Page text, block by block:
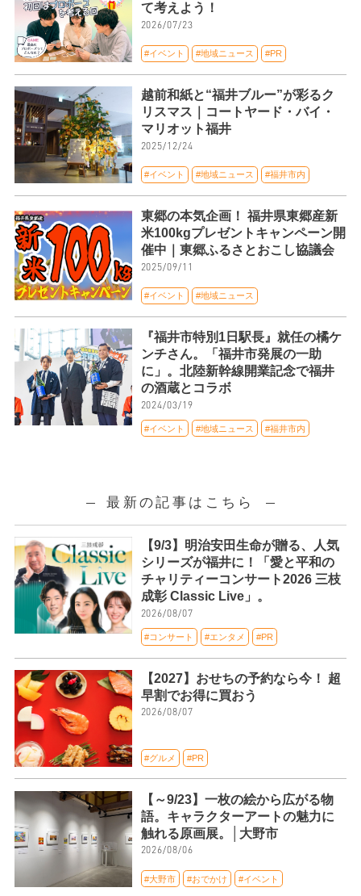
て考えよう！
2026/07/23
#イベント #地域ニュース #PR
越前和紙と“福井ブルー”が彩るク
リスマス｜コートヤード・バイ・
マリオット福井
2025/12/24
#イベント #地域ニュース #福井市内
東郷の本気企画！ 福井県東郷産新
米100kgプレゼントキャンペーン開
催中｜東郷ふるさとおこし協議会
2025/09/11
#イベント #地域ニュース
『福井市特別1日駅長』就任の橘ケ
ンチさん。「福井市発展の一助
に」。北陸新幹線開業記念で福井
の酒蔵とコラボ
2024/03/19
#イベント #地域ニュース #福井市内
最新の記事はこちら
【9/3】明治安田生命が贈る、人気
シリーズが福井に！「愛と平和の
チャリティーコンサート2026 三枝
成彰 Classic Live」。
2026/08/07
#コンサート #エンタメ #PR
【2027】おせちの予約なら今！ 超
早割でお得に買おう
2026/08/07
#グルメ #PR
【～9/23】一枚の絵から広がる物
語。キャラクターアートの魅力に
触れる原画展。│大野市
2026/08/06
#大野市 #おでかけ #イベント